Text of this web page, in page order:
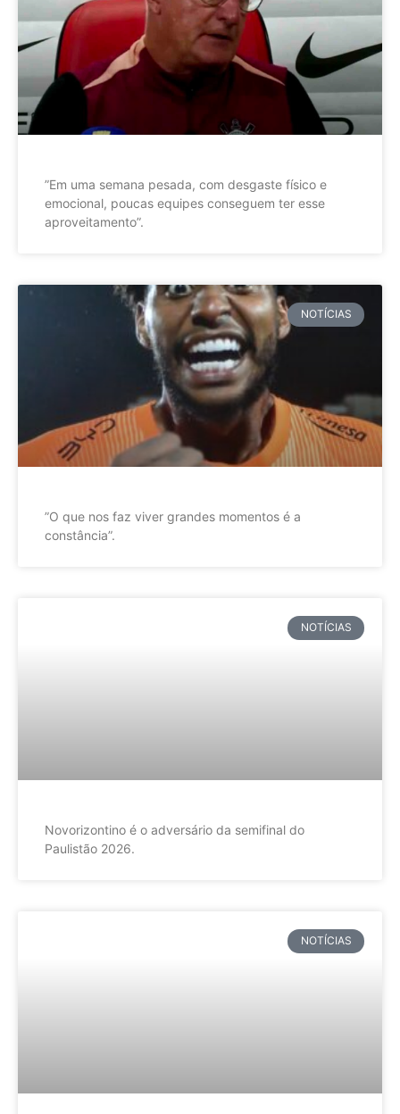
”Em uma semana pesada, com desgaste físico e
emocional, poucas equipes conseguem ter esse
aproveitamento”.
NOTÍCIAS
”O que nos faz viver grandes momentos é a
constância”.
NOTÍCIAS
Novorizontino é o adversário da semifinal do
Paulistão 2026.
NOTÍCIAS